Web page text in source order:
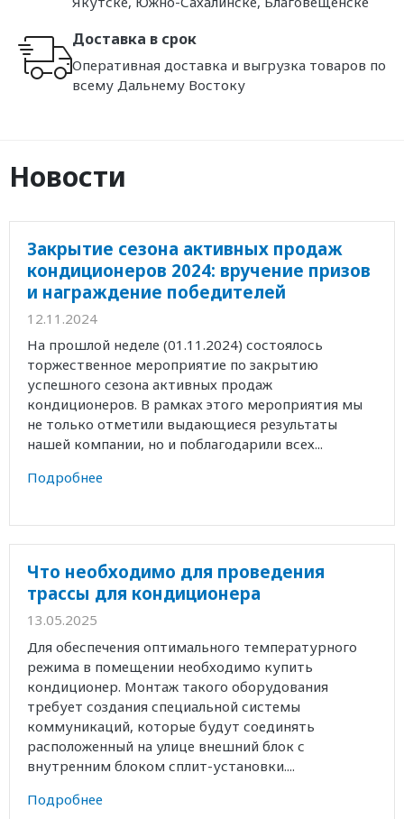
Доставка в срок
Оперативная доставка и выгрузка товаров по
всему Дальнему Востоку
Новости
Закрытие сезона активных продаж
кондиционеров 2024: вручение призов
и награждение победителей
12.11.2024
На прошлой неделе (01.11.2024) состоялось
торжественное мероприятие по закрытию
успешного сезона активных продаж
кондиционеров. В рамках этого мероприятия мы
не только отметили выдающиеся результаты
нашей компании, но и поблагодарили всех...
Подробнее
Что необходимо для проведения
трассы для кондиционера
13.05.2025
Для обеспечения оптимального температурного
режима в помещении необходимо купить
кондиционер. Монтаж такого оборудования
требует создания специальной системы
коммуникаций, которые будут соединять
расположенный на улице внешний блок с
внутренним блоком сплит-установки....
Подробнее